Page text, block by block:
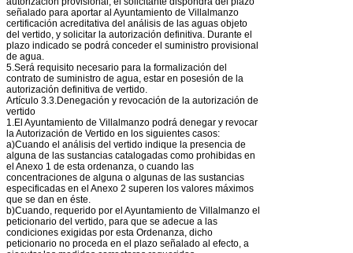
señalado para aportar al Ayuntamiento de Villalmanzo
certificación acreditativa del análisis de las aguas objeto
del vertido, y solicitar la autorización definitiva. Durante el
plazo indicado se podrá conceder el suministro provisional
de agua.
5.Será requisito necesario para la formalización del
contrato de suministro de agua, estar en posesión de la
autorización definitiva de vertido.
Artículo 3.3.Denegación y revocación de la autorización de
vertido
1.El Ayuntamiento de Villalmanzo podrá denegar y revocar
la Autorización de Vertido en los siguientes casos:
a)Cuando el análisis del vertido indique la presencia de
alguna de las sustancias catalogadas como prohibidas en
el Anexo 1 de esta ordenanza, o cuando las
concentraciones de alguna o algunas de las sustancias
especificadas en el Anexo 2 superen los valores máximos
que se dan en éste.
b)Cuando, requerido por el Ayuntamiento de Villalmanzo el
peticionario del vertido, para que se adecue a las
condiciones exigidas por esta Ordenanza, dicho
peticionario no proceda en el plazo señalado al efecto, a